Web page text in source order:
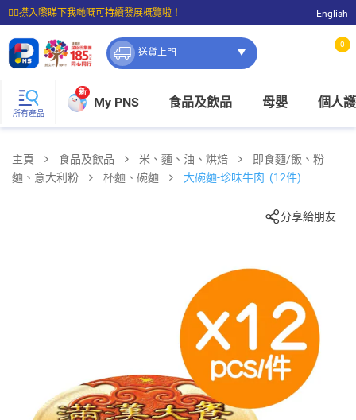
☝🏼㩒入嚟睇下我哋嘅可持續發展概覽啦！
⭐購物滿$399即享免費送貨；滿$100即可免費店取。
English
送貨上門
0
所有產品
新
My PNS 食品及飲品 母嬰 個人
主頁 食品及飲品 米、麵、油、烘焙
即食麵/飯、粉
麵、意大利粉
杯麵、碗麵 大碗麵-珍味牛肉 (12件)
分享給朋友